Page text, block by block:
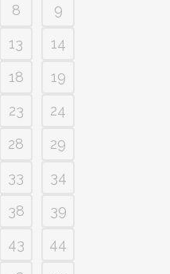
8
9
13
14
18
19
23
24
28
29
33
34
38
39
43
44